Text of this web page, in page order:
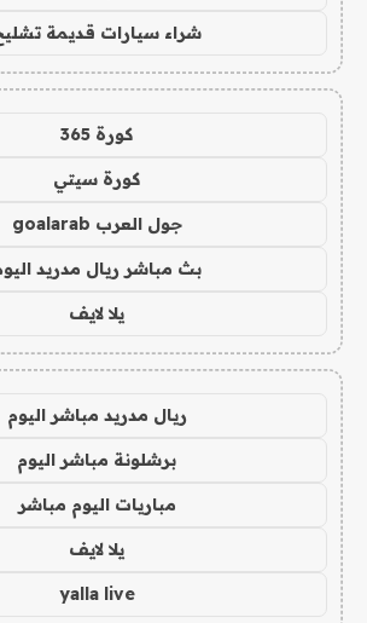
شراء سيارات قديمة
كورة 365
كورة سيتي
جول العرب goalarab
بث مباشر ريال مدريد
يلا لايف
ريال مدريد مباشر اليوم
برشلونة مباشر اليوم
مباريات اليوم مباشر
يلا لايف
yalla live